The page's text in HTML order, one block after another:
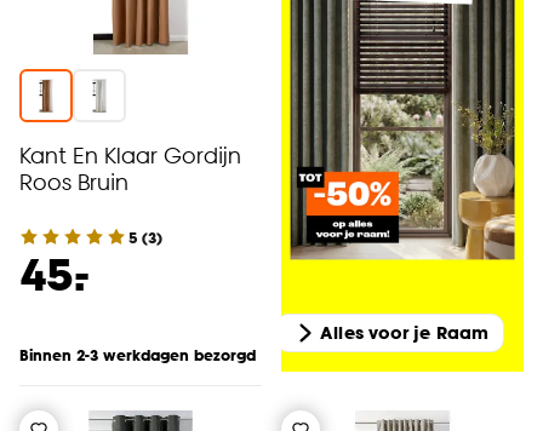
Kant En Klaar Gordijn
Roos Bruin
5 (3)
45.
-
Binnen 2-3 werkdagen bezorgd
Alles voor je Raam